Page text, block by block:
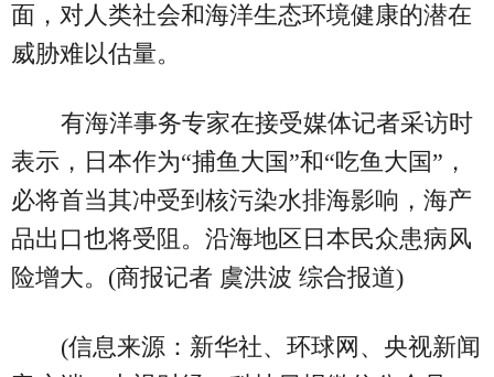
面，对人类社会和海洋生态环境健康的潜在
威胁难以估量。
有海洋事务专家在接受媒体记者采访时
表示，日本作为“捕鱼大国”和“吃鱼大国”，
必将首当其冲受到核污染水排海影响，海产
品出口也将受阻。沿海地区日本民众患病风
险增大。(商报记者 虞洪波 综合报道)
(信息来源：新华社、环球网、央视新闻